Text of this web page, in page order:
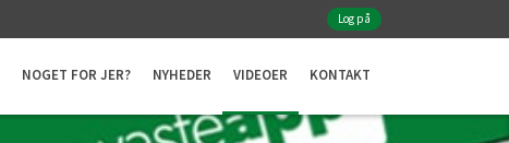
Log på
NOGET FOR JER? NYHEDER VIDEOER KONTAKT